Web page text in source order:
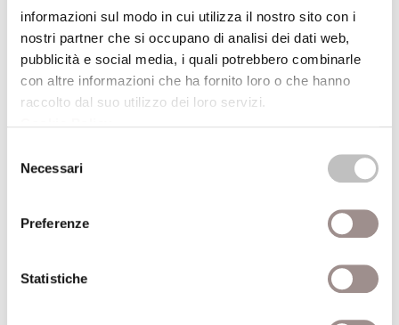
informazioni sul modo in cui utilizza il nostro sito con i
nostri partner che si occupano di analisi dei dati web,
pubblicità e social media, i quali potrebbero combinarle
con altre informazioni che ha fornito loro o che hanno
raccolto dal suo utilizzo dei loro servizi.
delNecessari
Preferenze
Statistiche
Autore recensione
Lo scudo di Achille
Autore
Anno pubblicazione
Anno recensione